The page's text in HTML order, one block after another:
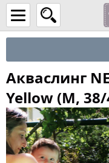
Акваслинг
Yellow (M,